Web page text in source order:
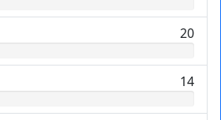
20
14